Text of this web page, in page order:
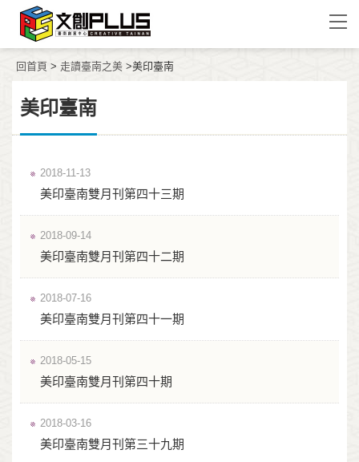
回首頁 > 走讀臺南之美 >美印臺南
美印臺南
2018-11-13
美印臺南雙月刊第四十三期
2018-09-14
美印臺南雙月刊第四十二期
2018-07-16
美印臺南雙月刊第四十一期
2018-05-15
美印臺南雙月刊第四十期
2018-03-16
美印臺南雙月刊第三十九期